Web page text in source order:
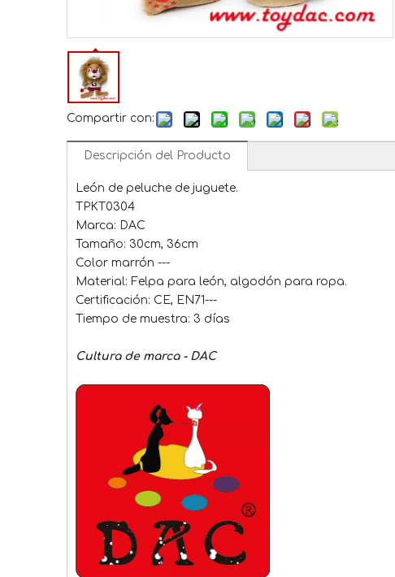
Compartir con:
Descripción del Producto
León de peluche de juguete.
TPKT0304
Marca: DAC
Tamaño: 30cm, 36cm
Color marrón ---
Material: Felpa para león, algodón para ropa.
Certificación: CE, EN71---
Tiempo de muestra: 3 días
Cultura de marca - DAC